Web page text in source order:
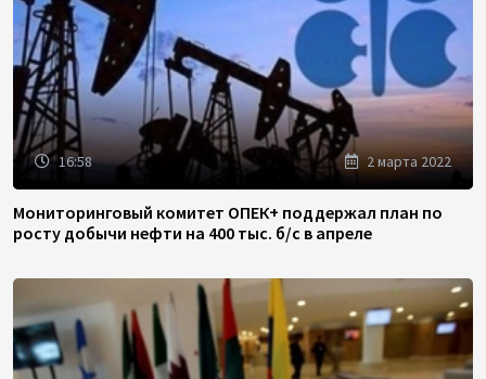
16:58 2 марта 2022
Мониторинговый комитет ОПЕК+ поддержал план по
росту добычи нефти на 400 тыс. б/с в апреле